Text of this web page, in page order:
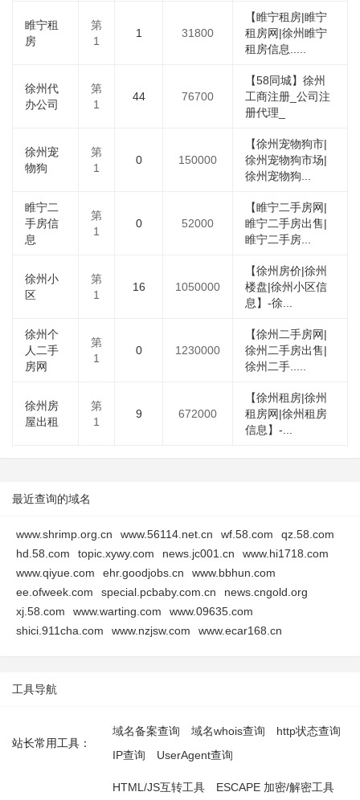
睢宁租
房
第
1
1 31800
【睢宁租房|睢宁
租房网|徐州睢宁
租房信息.....
徐州代
办公司
第
1
44 76700
【58同城】徐州
工商注册_公司注
册代理_
徐州宠
物狗
第
1
0 150000
【徐州宠物狗市|
徐州宠物狗市场|
徐州宠物狗...
睢宁二
手房信
息
第
1
0 52000
【睢宁二手房网|
睢宁二手房出售|
睢宁二手房...
徐州小
区
第
1
16 1050000
【徐州房价|徐州
楼盘|徐州小区信
息】-徐...
徐州个
人二手
房网
第
1
0 1230000
【徐州二手房网|
徐州二手房出售|
徐州二手.....
徐州房
屋出租
第
1
9 672000
【徐州租房|徐州
租房网|徐州租房
信息】-...
最近查询的域名
www.shrimp.org.cn www.56114.net.cn wf.58.com
qz.58.com
hd.58.com
topic.xywy.com news.jc001.cn
www.hi1718.com
www.qiyue.com
ehr.goodjobs.cn
www.bbhun.com
ee.ofweek.com
special.pcbaby.com.cn
news.cngold.org
xj.58.com
www.warting.com
www.09635.com
shici.911cha.com
www.nzjsw.com www.ecar168.cn
工具导航
站长常用工具：
域名备案查询 域名whois查询
http状态查询
IP查询
UserAgent查询
HTML/JS互转工具 ESCAPE 加密/解密工具